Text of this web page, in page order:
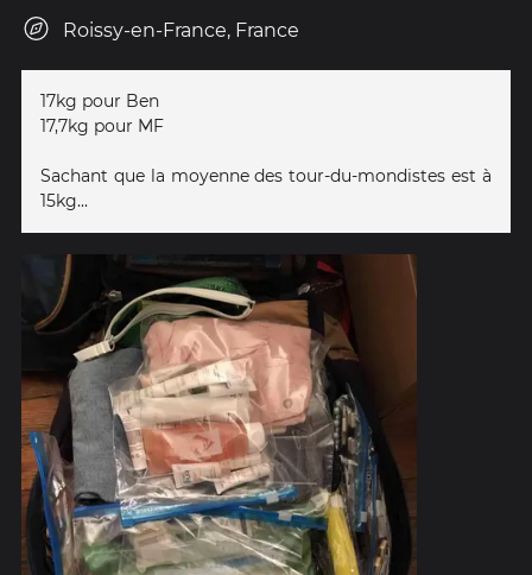
Roissy-en-France, France
17kg pour Ben
17,7kg pour MF
Sachant que la moyenne des tour-du-mondistes est à
15kg...